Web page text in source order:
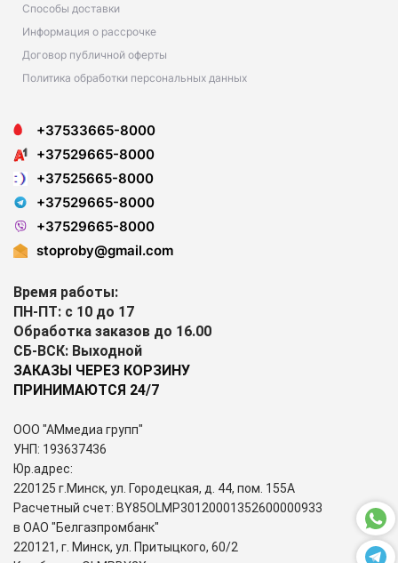
Способы доставки
Информация о рассрочке
Договор публичной оферты
Политика обработки персональных данных
+37533665-8000
+37529665-8000
+37525665-8000
+37529665-8000
+37529665-8000
stoproby@gmail.com
Время работы:
ПН-ПТ: с 10 до 17
Обработка заказов до 16.00
СБ-ВСК: Выходной
ЗАКАЗЫ ЧЕРЕЗ КОРЗИНУ
ПРИНИМАЮТСЯ 24/7
ООО "АМмедиа групп"
УНП: 193637436
Юр.адрес:
220125 г.Минск, ул. Городецкая, д. 44, пом. 155А
Расчетный счет: BY85OLMP30120001352600000933
в ОАО "Белгазпромбанк"
220121, г. Минск, ул. Притыцкого, 60/2